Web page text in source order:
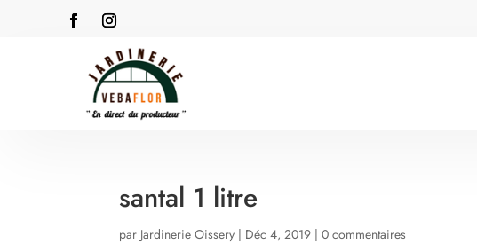
santal 1 litre
par Jardinerie Oissery | Déc 4, 2019 |0 commentaires